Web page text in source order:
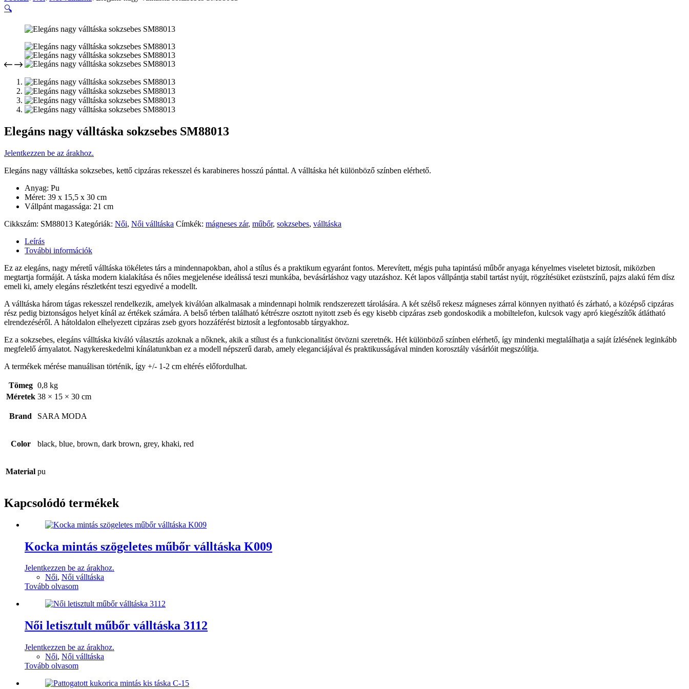
🔍
Elegáns nagy válltáska sokzsebes SM88013
Jelentkezzen be az árakhoz.
Elegáns nagy válltáska sokzsebes, kettő cipzáras rekesszel és karabineres hosszú pánttal. A válltáska hét különböző színben elérhető.
Anyag: Pu
Méret: 39 x 15,5 x 30 cm
Vállpánt magassága: 21 cm
Cikkszám: SM88013 Kategóriák: Női, Női válltáska Címkék: mágneses zár, műbőr, sokzsebes, válltáska
Leírás
További információk
Ez az elegáns, nagy méretű válltáska tökéletes társ a mindennapokban, ahol a stílus és a praktikum egyaránt fontos. Merevített, mégis puha tapintású műbőr anyaga kényelmes viseletet biztosít, miközben
megtartja formáját. A táska modern kialakítása és nőies megjelenése ideálissá teszi munkába, bevásárláshoz vagy utazáshoz. Két lapos vállpántja stabil tartást nyújt, rögzítésüket ezüstszínű, pajzs alakú fém dísz
emeli ki, amely elegáns részletként teszi egyedivé a modellt.
A válltáska három tágas rekesszel rendelkezik, amelyek kiválóan alkalmasak a mindennapi holmik rendszerezett tárolására. A két szélső rekesz mágneses zárral könnyen nyitható és zárható, a középső cipzáras
rész pedig biztonságos helyet kínál az értékek számára. A belső térben található kétrészre osztott nyitott zseb és egy kisebb cipzáras zseb gondoskodik a mobiltelefon, kulcsok vagy apró kiegészítők átlátható
elrendezéséről. A hátoldalon elhelyezett cipzáras zseb gyors hozzáférést biztosít a legfontosabb tárgyakhoz.
Ez a sokzsebes, elegáns válltáska kiváló választás azoknak a nőknek, akik a stílust és a funkcionalitást ötvözni szeretnék. Hét különböző színben elérhető, így mindenki megtalálhatja a saját ízlésének leginkább
megfelelő árnyalatot. Nagykereskedelmi kínálatunkban ez a modell népszerű darab, amely eleganciájával és praktikusságával minden korosztály vásárlóit megszólítja.
A termékek mérése manuálisan történik, így +/- 1-2 cm eltérés előfordulhat.
Tömeg 0,8 kg
Méretek 38 × 15 × 30 cm
Brand SARA MODA
Color black, blue, brown, dark brown, grey, khaki, red
Material pu
Kapcsolódó termékek
Kocka mintás szögeletes műbőr válltáska K009
Jelentkezzen be az árakhoz.
Női, Női válltáska
Tovább olvasom
Női letisztult műbőr válltáska 3112
Jelentkezzen be az árakhoz.
Női, Női válltáska
Tovább olvasom